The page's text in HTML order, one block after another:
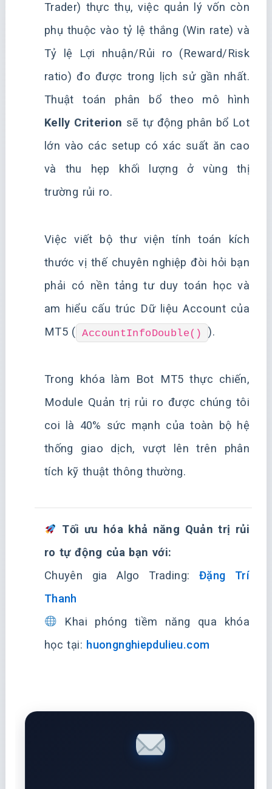
Trader) thực thụ, việc quản lý vốn còn
phụ thuộc vào tỷ lệ thắng (Win rate) và
Tỷ lệ Lợi nhuận/Rủi ro (Reward/Risk
ratio) đo được trong lịch sử gần nhất.
Thuật toán phân bổ theo mô hình
Kelly Criterion sẽ tự động phân bổ Lot
lớn vào các setup có xác suất ăn cao
và thu hẹp khối lượng ở vùng thị
trường rủi ro.
Việc viết bộ thư viện tính toán kích
thước vị thế chuyên nghiệp đòi hỏi bạn
phải có nền tảng tư duy toán học và
am hiểu cấu trúc Dữ liệu Account của
MT5 ( AccountInfoDouble() ).
Trong khóa làm Bot MT5 thực chiến,
Module Quản trị rủi ro được chúng tôi
coi là 40% sức mạnh của toàn bộ hệ
thống giao dịch, vượt lên trên phân
tích kỹ thuật thông thường.
Tối ưu hóa khả năng Quản trị rủi
ro tự động của bạn với:
Chuyên gia Algo Trading: Đặng Trí
Thanh
Khai phóng tiềm năng qua khóa
học tại: huongnghiepdulieu.com